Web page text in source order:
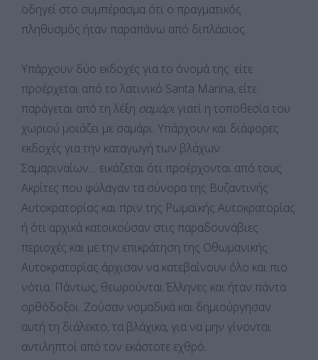
οδηγεί στο συμπέρασμα ότι ο πραγματικός
πληθυσμός ήταν παραπάνω από διπλάσιος.
Υπάρχουν δύο εκδοχές για το όνομά της· είτε
προέρχεται από το λατινικό Santa Marina, είτε
παράγεται από τη λέξη σαμάρι γιατί η τοποθεσία του
χωριού μοιάζει με σαμάρι. Υπάρχουν και διάφορες
εκδοχές για την καταγωγή των βλάχων
Σαμαριναίων… εικάζεται ότι προέρχονται από τους
Ακρίτες που φύλαγαν τα σύνορα της Βυζαντινής
Αυτοκρατορίας και πριν της Ρωμαϊκής Αυτοκρατορίας
ή ότι αρχικά κατοικούσαν στις παραδουνάβιες
περιοχές και με την επικράτηση της Οθωμανικής
Αυτοκρατορίας άρχισαν να κατεβαίνουν όλο και πιο
νότια. Πάντως, θεωρούνται Έλληνες και ήταν πάντα
ορθόδοξοι. Ζούσαν νομαδικά και δημιούργησαν
αυτή τη διάλεκτο, τα βλάχικα, για να μην γίνονται
αντιληπτοί από τον εκάστοτε εχθρό.